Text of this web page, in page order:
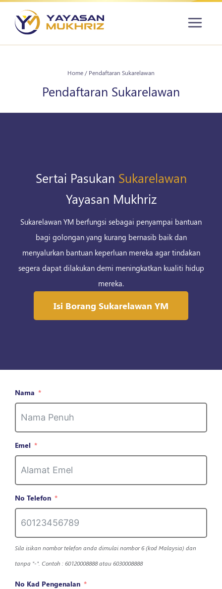
Home / Pendaftaran Sukarelawan
Pendaftaran Sukarelawan
Sertai Pasukan Sukarelawan
Yayasan Mukhriz
Sukarelawan YM berfungsi sebagai penyampai bantuan
bagi golongan yang kurang bernasib baik dan
menyalurkan bantuan keperluan mereka agar tindakan
segera dapat dilakukan demi meningkatkan kualiti hidup
mereka.
Isi Borang Sukarelawan YM
Nama
Emel
No Telefon
Sila isikan nombor telefon anda dimulai nombor 6 (kod Malaysia) dan
tanpa "-". Contoh : 60120008888 atau 6030008888
No Kad Pengenalan